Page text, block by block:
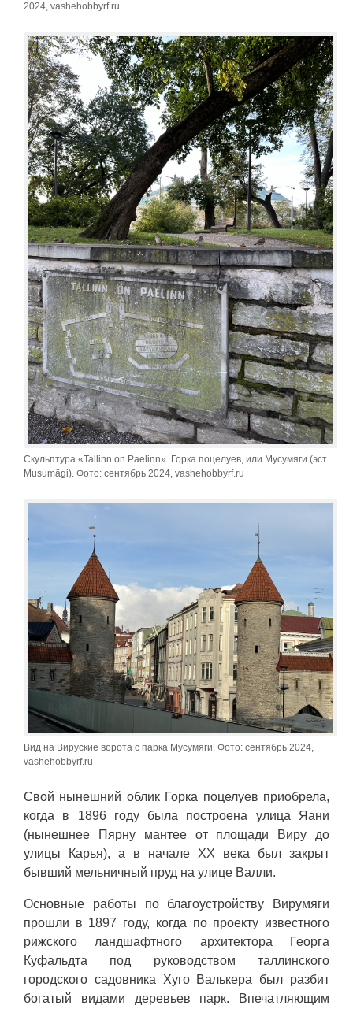
2024, vashehobbyrf.ru
Скульптура «Tallinn on Paelinn». Горка поцелуев, или Мусумяги (эст.
Musumägi). Фото: сентябрь 2024, vashehobbyrf.ru
Вид на Вируские ворота с парка Мусумяги. Фото: сентябрь 2024,
vashehobbyrf.ru
Свой нынешний облик Горка поцелуев приобрела,
когда в 1896 году была построена улица Яани
(нынешнее Пярну мантее от площади Виру до
улицы Карья), а в начале XX века был закрыт
бывший мельничный пруд на улице Валли.
Основные работы по благоустройству Вирумяги
прошли в 1897 году, когда по проекту известного
рижского ландшафтного архитектора Георга
Куфальдта под руководством таллинского
городского садовника Хуго Валькера был разбит
богатый видами деревьев парк. Впечатляющим